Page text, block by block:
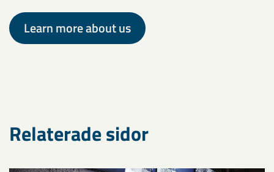
Learn more about us
Relaterade sidor